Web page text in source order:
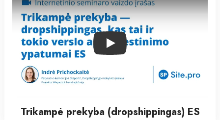
Play
Trikampė prekyba (dropshippingas) ES